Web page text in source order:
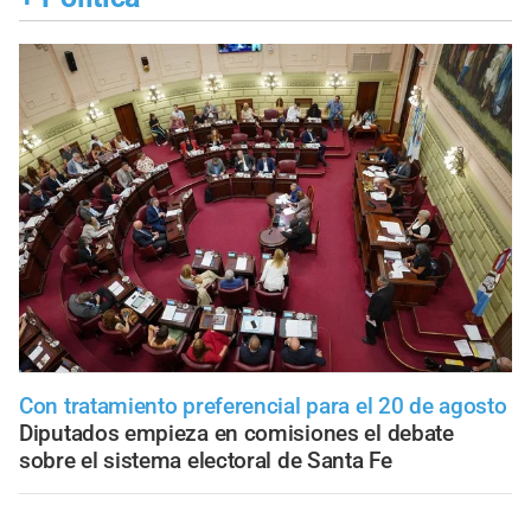
Con tratamiento preferencial para el 20 de agosto
Diputados empieza en comisiones el debate
sobre el sistema electoral de Santa Fe